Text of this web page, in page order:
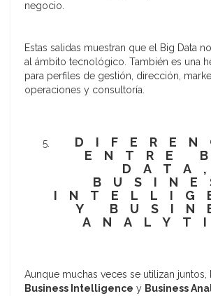
negocio.
Estas salidas muestran que el Big Data
al ámbito tecnológico. También es una
para perfiles de gestión, dirección,
operaciones y consultoría.
ENTRE
DATA,
Y
Aunque muchas veces se utilizan juntos,
Business Intelligence y Business